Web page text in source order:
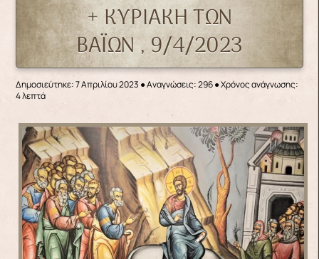
+ ΚΥΡΙΑΚΗ ΤΩΝ
ΒΑΪΩΝ , 9/4/2023
Δημοσιεύτηκε: 7 Απριλίου 2023 ●Αναγνώσεις: 296● Χρόνος ανάγνωσης:
4 λεπτά